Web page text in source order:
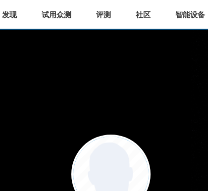
发现 试用众测 评测 社区 智能设备